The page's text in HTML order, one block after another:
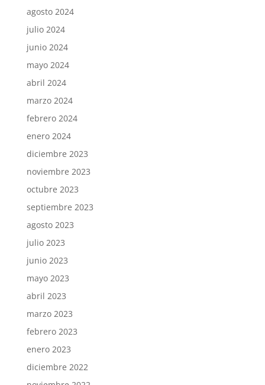
agosto 2024
julio 2024
junio 2024
mayo 2024
abril 2024
marzo 2024
febrero 2024
enero 2024
diciembre 2023
noviembre 2023
octubre 2023
septiembre 2023
agosto 2023
julio 2023
junio 2023
mayo 2023
abril 2023
marzo 2023
febrero 2023
enero 2023
diciembre 2022